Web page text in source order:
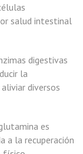
salud intestinal
digestivas
la
diversos
es
a la recuperación